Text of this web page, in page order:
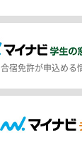
合宿免許が申込める